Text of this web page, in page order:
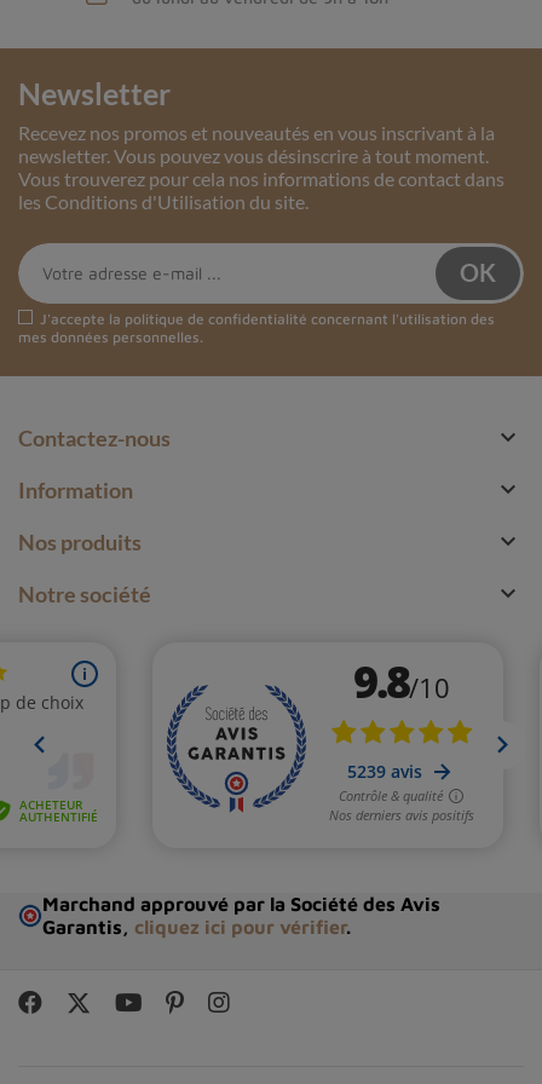
Newsletter
Recevez nos promos et nouveautés en vous inscrivant à la
newsletter. Vous pouvez vous désinscrire à tout moment.
Vous trouverez pour cela nos informations de contact dans
les Conditions d'Utilisation du site.
J'accepte la politique de confidentialité concernant l'utilisation des
mes données personnelles.
Contactez-nous 
Information 
Nos produits 
Notre société 
Marchand approuvé par la Société des Avis
Garantis, cliquez ici pour vérifier.